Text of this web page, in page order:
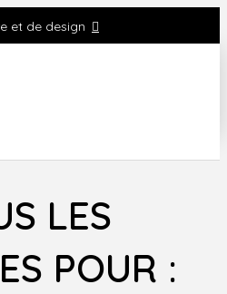
et de design
LES
POUR :